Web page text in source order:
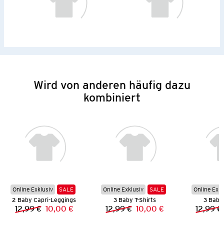
Wird von anderen häufig dazu
kombiniert
Online Exklusiv
SALE
2 Baby Capri-Leggings
Vorheriger Preis:
12,99 € Neuer Preis:
10,00 €
Online Exklusiv
SALE
3 Baby T-Shirts
Vorheriger Preis:
12,99 € Neuer Preis:
10,00 €
Online
3
12,99 €